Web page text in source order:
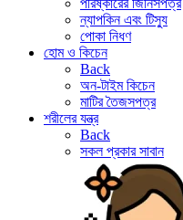
ন্যাপকিন এবং টিস্যু
পোকা নিধণ
হোম ও কিচেন
Back
অন-টাইম কিচেন
মাটির তৈজসপত্র
শরীলের যন্ত্র
Back
সকল প্রকার সাবান